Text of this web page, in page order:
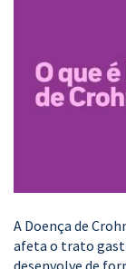
A Doença de
afeta o trato
desenvolve de